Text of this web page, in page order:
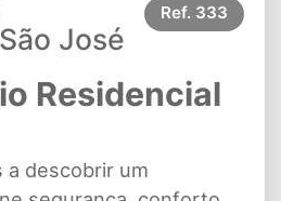
José
Ref. 333
Residencial
a descobrir um